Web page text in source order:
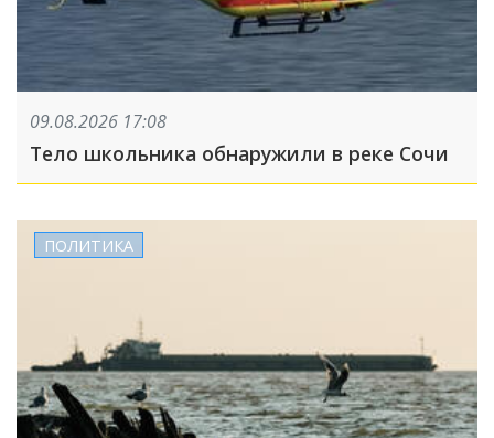
09.08.2026 17:08
Тело школьника обнаружили в реке Сочи
ПОЛИТИКА